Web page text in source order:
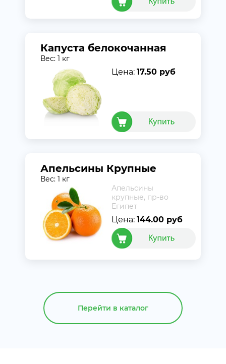
Капуста белокочанная
Вес: 1 кг
Цена: 17.50 руб
Апельсины Крупные
Вес: 1 кг
Апельсины
крупные, пр-во
Египет
Цена: 144.00 руб
Перейти в каталог